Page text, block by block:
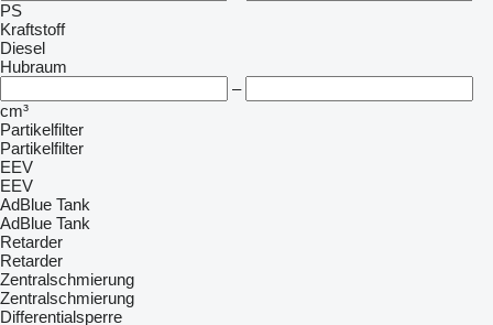
PS
Kraftstoff
Diesel
Hubraum
–
cm³
Partikelfilter
Partikelfilter
EEV
EEV
AdBlue Tank
AdBlue Tank
Retarder
Retarder
Zentralschmierung
Zentralschmierung
Differentialsperre